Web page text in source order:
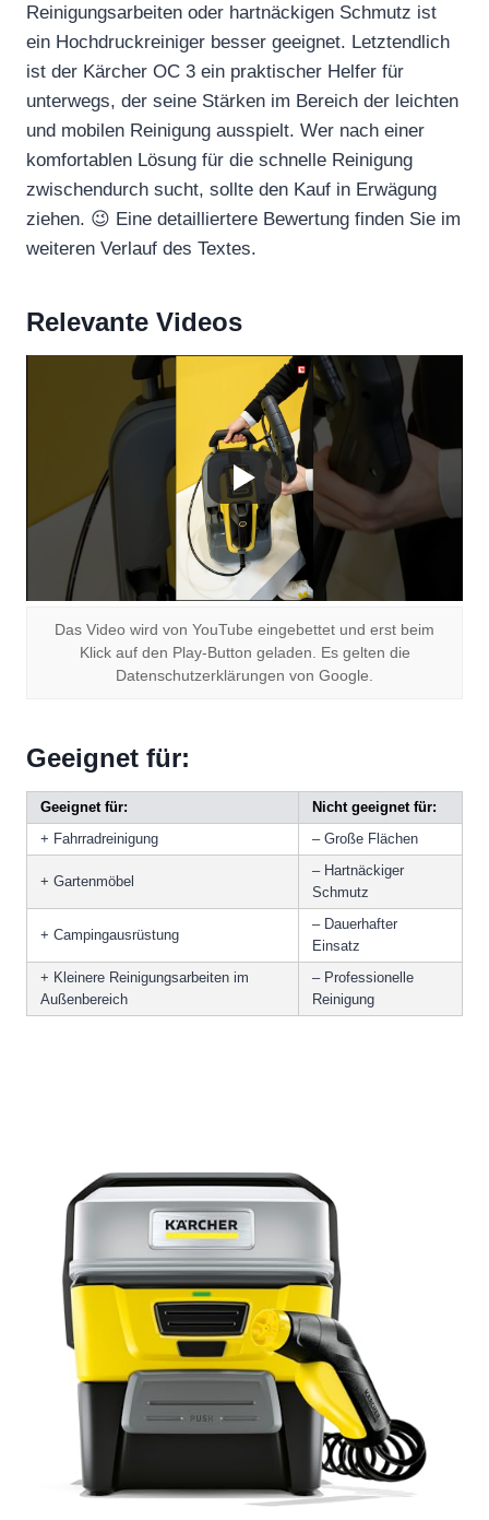
Reinigungsarbeiten oder hartnäckigen Schmutz ist
ein Hochdruckreiniger besser geeignet. Letztendlich
ist der Kärcher OC 3 ein praktischer Helfer für
unterwegs, der seine Stärken im Bereich der leichten
und mobilen Reinigung ausspielt. Wer nach einer
komfortablen Lösung für die schnelle Reinigung
zwischendurch sucht, sollte den Kauf in Erwägung
ziehen. 😉 Eine detailliertere Bewertung finden Sie im
weiteren Verlauf des Textes.
Relevante Videos
Das Video wird von YouTube eingebettet und erst beim
Klick auf den Play-Button geladen. Es gelten die
Datenschutzerklärungen von Google.
Geeignet für:
Geeignet für:
Nicht geeignet für:
+ Fahrradreinigung
– Große Flächen
+ Gartenmöbel
– Hartnäckiger
Schmutz
+ Campingausrüstung
– Dauerhafter
Einsatz
+ Kleinere Reinigungsarbeiten im
Außenbereich
– Professionelle
Reinigung